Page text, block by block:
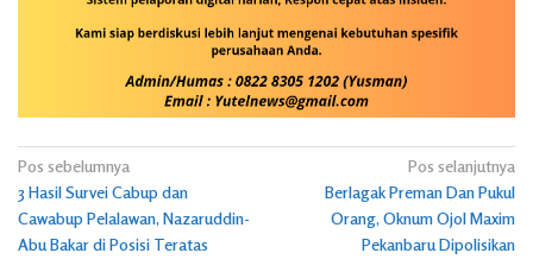
Navigasi
pos
Pos sebelumnya
3 Hasil Survei Cabup dan
Cawabup Pelalawan, Nazaruddin-
Abu Bakar di Posisi Teratas
Pos selanjutnya
Berlagak Preman Dan Pukul
Orang, Oknum Ojol Maxim
Pekanbaru Dipolisikan